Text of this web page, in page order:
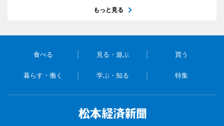
もっと見る
食べる 見る・遊ぶ 買う
暮らす・働く 学ぶ・知る 特集